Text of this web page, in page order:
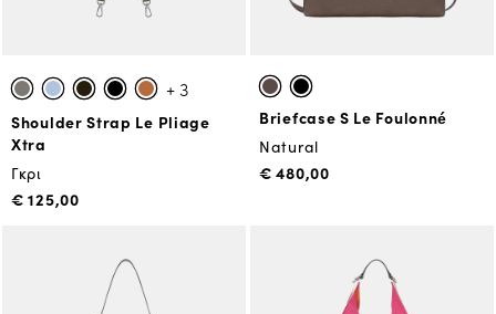
+ 3
Shoulder Strap Le Pliage
Xtra
Γκρι
€ 125,00
Briefcase S Le Foulonné
Natural
€ 480,00